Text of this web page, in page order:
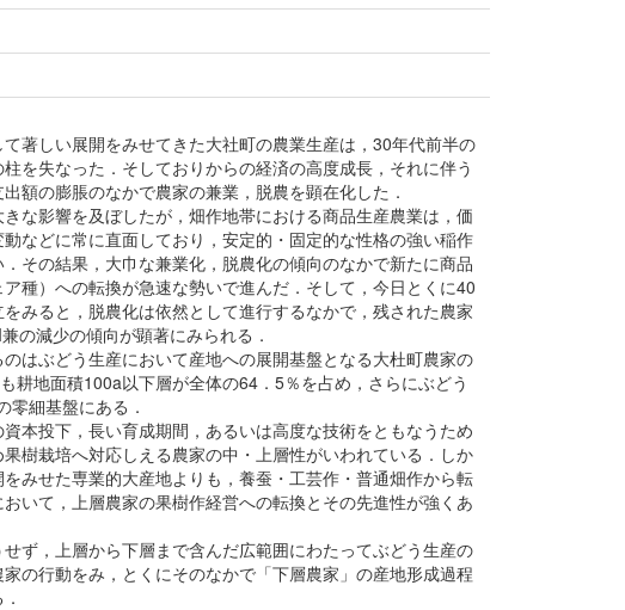
著しい展開をみせてきた大社町の農業生産は，30年代前半の
を失なった．そしておりからの経済の高度成長，それに伴う
額の膨脹のなかで農家の兼業，脱農を顕在化した．
な影響を及ぼしたが，畑作地帯における商品生産農業は，価
などに常に直面しており，安定的・固定的な性格の強い稲作
その結果，大巾な兼業化，脱農化の傾向のなかで新たに商品
種）への転換が急速な勢いで進んだ．そして，今日とくに40
みると，脱農化は依然として進行するなかで，残された農家
の減少の傾向が顕著にみられる．
はぶどう生産において産地への展開基盤となる大杜町農家の
耕地面積100a以下層が全体の64．5％を占め，さらにぶどう
細基盤にある．
本投下，長い育成期間，あるいは高度な技術をともなうため
樹栽培へ対応しえる農家の中・上層性がいわれている．しか
みせた専業的大産地よりも，養蚕・工芸作・普通畑作から転
いて，上層農家の果樹作経営への転換とその先進性が強くあ
ず，上層から下層まで含んだ広範囲にわたってぶどう生産の
の行動をみ，とくにそのなかで「下層農家」の産地形成過程